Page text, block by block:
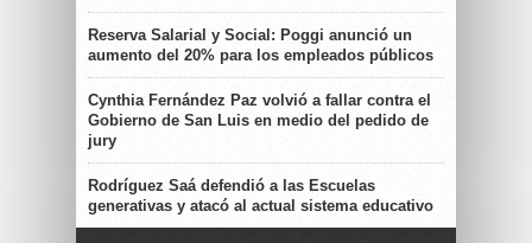
Reserva Salarial y Social: Poggi anunció un
aumento del 20% para los empleados públicos
Cynthia Fernández Paz volvió a fallar contra el
Gobierno de San Luis en medio del pedido de
jury
Rodríguez Saá defendió a las Escuelas
generativas y atacó al actual sistema educativo